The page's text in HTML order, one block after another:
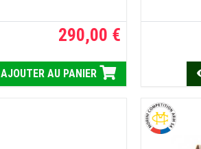
290,00 €
AJOUTER AU PANIER